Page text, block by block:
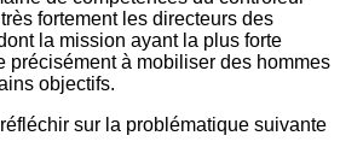
fortement les directeurs des
la mission ayant la plus forte
précisément à mobiliser des hommes
objectifs.
sur la problématique suivante